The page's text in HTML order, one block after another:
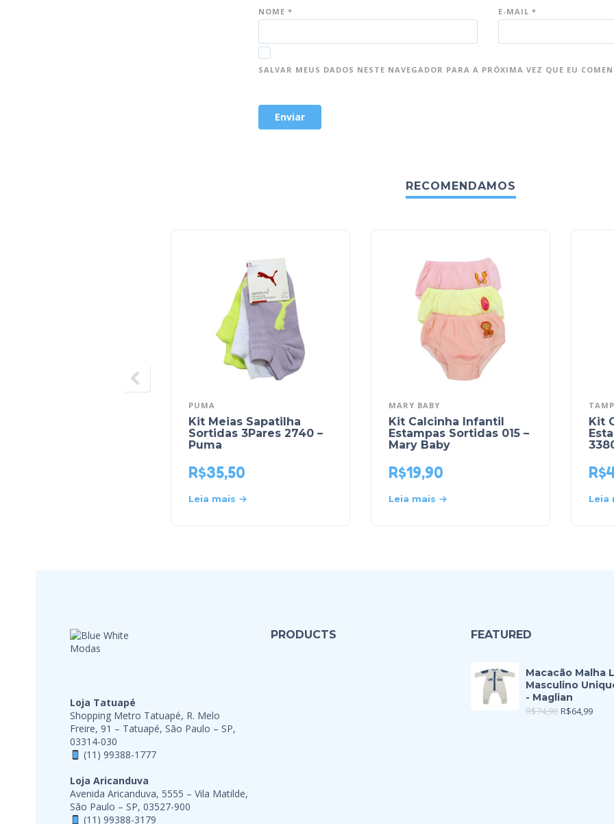
NOME * E-MAIL *
SALVAR MEUS DADOS NESTE NAVEGADOR PARA A PRÓXIMA VEZ QUE EU
RECOMENDAMOS
PUMA
Kit Meias Sapatilha
Sortidas 3Pares 2740 –
Puma
R$35,50
Leia mais
MARY BABY
Kit Calcinha Infantil
Estampas Sortidas 015 –
Mary Baby
R$19,90
Leia mais
Kit
R$
Leia
Loja Tatuapé
Shopping Metro Tatuapé, R. Melo
Freire, 91 – Tatuapé, São Paulo – SP,
03314-030
(11) 99388-1777
Loja Aricanduva
Avenida Aricanduva, 5555 – Vila Matilde,
São Paulo – SP, 03527-900
(11) 99388-3179
PRODUCTS FEATURED
Macacão Malha
Masculino
- Maglian
R$74,90 R$64,99